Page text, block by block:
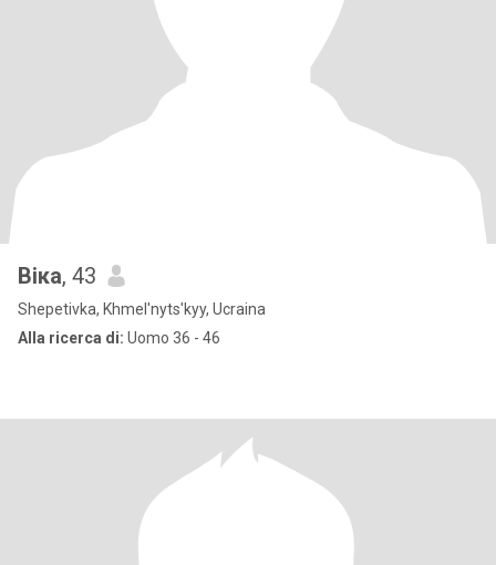
Віка, 43
Shepetivka, Khmel'nyts'kyy, Ucraina
Alla ricerca di: Uomo 36 - 46